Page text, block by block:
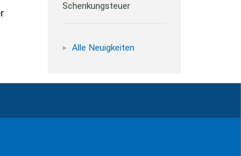
Schenkungsteuer
Alle Neuigkeiten